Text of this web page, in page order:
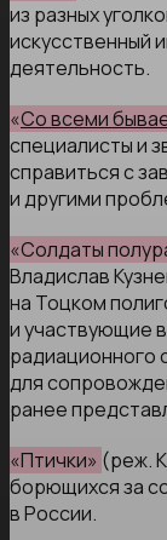
из разных
искусственный
деятельность.
«Со всеми
специалисты и
справиться с
и другими
«Солдаты
Владислав
на Тоцком
и участвующие
радиационного
для
ранее
«Птички» (реж.
борющихся за
в России.